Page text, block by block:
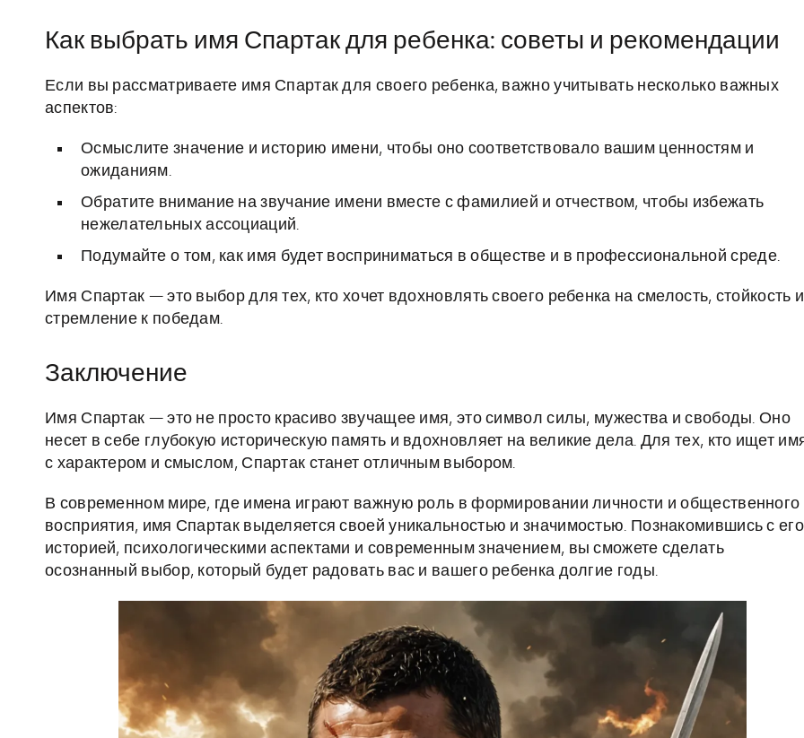
Как выбрать имя Спартак для ребенка: советы и рекомендации
Если вы рассматриваете имя Спартак для своего ребенка, важно учитывать несколько важных
аспектов:
Осмыслите значение и историю имени, чтобы оно соответствовало вашим ценностям и
ожиданиям.
Обратите внимание на звучание имени вместе с фамилией и отчеством, чтобы избежать
нежелательных ассоциаций.
Подумайте о том, как имя будет восприниматься в обществе и в профессиональной среде.
Имя Спартак — это выбор для тех, кто хочет вдохновлять своего ребенка на смелость, стойкость и
стремление к победам.
Заключение
Имя Спартак — это не просто красиво звучащее имя, это символ силы, мужества и свободы. Оно
несет в себе глубокую историческую память и вдохновляет на великие дела. Для тех, кто ищет
с характером и смыслом, Спартак станет отличным выбором.
В современном мире, где имена играют важную роль в формировании личности и общественного
восприятия, имя Спартак выделяется своей уникальностью и значимостью. Познакомившись с его
историей, психологическими аспектами и современным значением, вы сможете сделать
осознанный выбор, который будет радовать вас и вашего ребенка долгие годы.